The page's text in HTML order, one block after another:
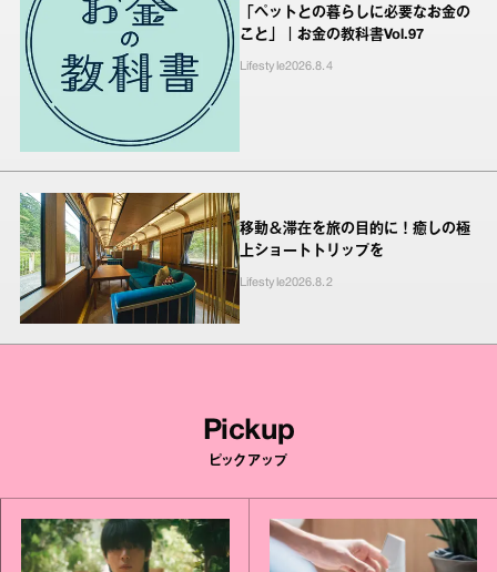
「ペットとの暮らしに必要なお金の
こと」｜お金の教科書Vol.97
Lifestyle2026.8.4
移動＆滞在を旅の目的に！癒しの極
上ショートトリップを
Lifestyle2026.8.2
Pickup
ピックアップ